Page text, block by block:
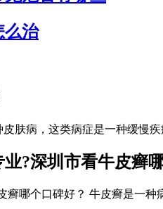
么治
肤病，这类病症是一种缓慢
?深圳市看牛皮癣
哪个口碑好？ 牛皮癣是一种